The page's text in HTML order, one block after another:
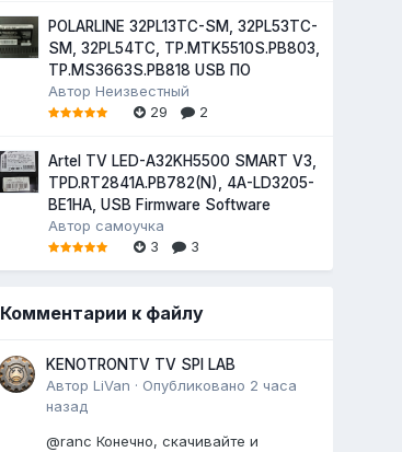
POLARLINE 32PL13TC-SM, 32PL53TC-
SM, 32PL54TC, TP.MTK5510S.PB803,
TP.MS3663S.PB818 USB ПО
АвторНеизвестный
29
2
Artel TV LED-A32KH5500 SMART V3,
TPD.RT2841A.PB782(N), 4A-LD3205-
BE1HA, USB Firmware Software
Автор самоучка
3
3
Комментарии к файлу
KENOTRONTV TV SPI LAB
АвторLiVan · Опубликовано 2 часа
назад
@ranc Конечно, скачивайте и